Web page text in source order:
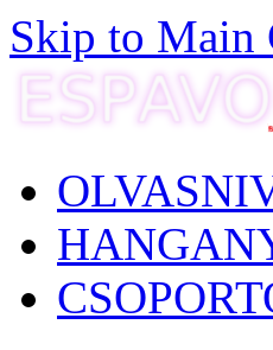
Skip to Main